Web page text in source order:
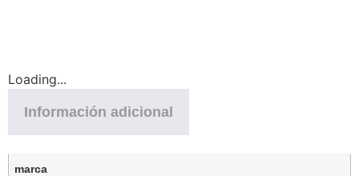
Loading...
Información adicional
marca